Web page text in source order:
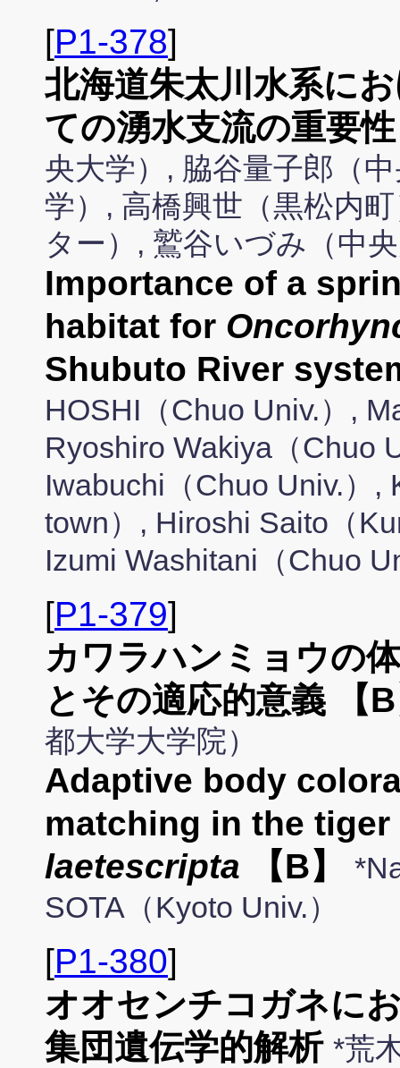
[P1-378]
北海道朱太川水系に
ての湧水支流の重要性
央大学）, 脇谷量子郎（
学）, 高橋興世（黒松内
ター）, 鷲谷いづみ（中
Importance of a
habitat for
Shubuto River
HOSHI（Chuo Univ.）,
Ryoshiro Wakiya（Chuo
Iwabuchi（Chuo Univ.）,
town）, Hiroshi Saito（
Izumi Washitani（Chuo
[P1-379]
カワラハンミョウの
とその適応的意義 【
都大学大学院）
Adaptive body
matching in the
laetescripta 【B】
SOTA（Kyoto Univ.）
[P1-380]
オオセンチコガネに
集団遺伝学的解析 *荒